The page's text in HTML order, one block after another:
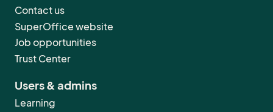
Contact us
SuperOffice website
Job opportunities
Trust Center
Users & admins
Learning